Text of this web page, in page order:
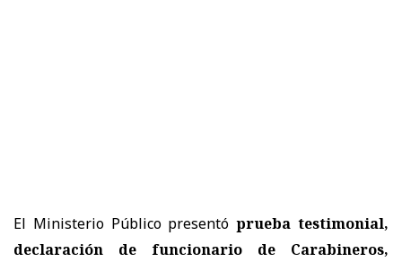
El Ministerio Público presentóprueba testimonial,
declaración de funcionario de Carabineros,